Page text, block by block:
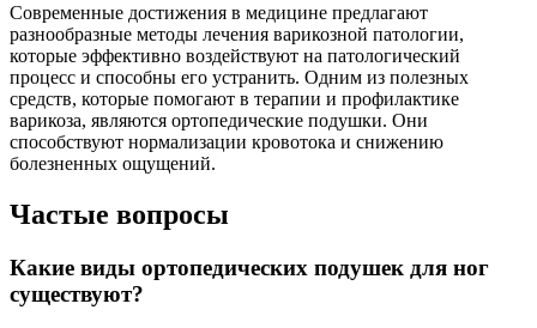
Современные достижения в медицине предлагают
разнообразные методы лечения варикозной патологии,
которые эффективно воздействуют на патологический
процесс и способны его устранить. Одним из полезных
средств, которые помогают в терапии и профилактике
варикоза, являются ортопедические подушки. Они
способствуют нормализации кровотока и снижению
болезненных ощущений.
Частые вопросы
Какие виды ортопедических подушек для ног
существуют?